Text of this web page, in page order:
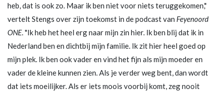
heb, dat is ook zo. Maar ik ben niet voor niets teruggekomen,"
vertelt Stengs over zijn toekomst in de podcast van Feyenoord
ONE. "Ik heb het heel erg naar mijn zin hier. Ik ben blij dat ik in
Nederland ben en dichtbij mijn familie. Ik zit hier heel goed op
mijn plek. Ik ben ook vader en vind het fijn als mijn moeder en
vader de kleine kunnen zien. Als je verder weg bent, dan wordt
dat iets moeilijker. Als er iets moois voorbij komt, zeg nooit